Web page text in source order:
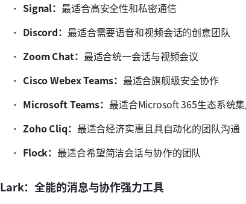
Signal：最适合高安全性和私密通信
Discord： 最适合需要语音和视频会话的创意团队
Zoom Chat： 最适合统一会话与视频会议
Cisco Webex Teams： 最适合旗舰级安全协作
Microsoft Teams： 最适合Microsoft 365生态系统
Zoho Cliq： 最适合经济实惠且具自动化的团队沟通
Flock：最适合希望简洁会话与协作的团队
Lark：全能的消息与协作强力工具